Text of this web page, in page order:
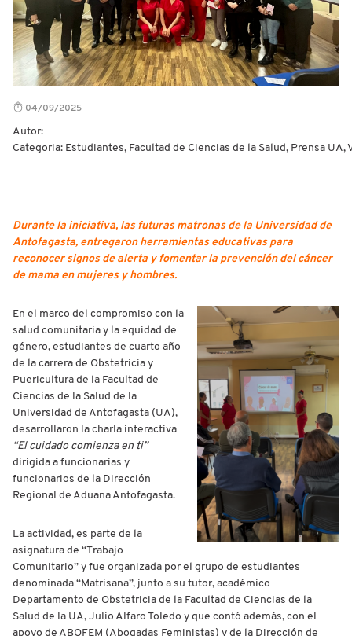
04/09/2025
Autor:
Categoria: Estudiantes, Facultad de Ciencias de la Salud, Prensa
Durante la iniciativa, las futuras matronas de la Universidad de
Antofagasta, entregaron herramientas educativas para
reconocer signos de alerta y fomentar la prevención del cáncer
de mama en mujeres y hombres.
En el marco del compromiso con la
salud comunitaria y la equidad de
género, estudiantes de cuarto año
de la carrera de Obstetricia y
Puericultura de la Facultad de
Ciencias de la Salud de la
Universidad de Antofagasta (UA),
desarrollaron la charla interactiva
“El cuidado comienza en ti”
dirigida a funcionarias y
funcionarios de la Dirección
Regional de Aduana Antofagasta.
La actividad, es parte de la
asignatura de “Trabajo
Comunitario” y fue organizada por el grupo de estudiantes
denominada “Matrisana”, junto a su tutor, académico
Departamento de Obstetricia de la Facultad de Ciencias de la
Salud de la UA, Julio Alfaro Toledo y que contó además, con el
apoyo de ABOFEM (Abogadas Feministas) y de la Dirección de